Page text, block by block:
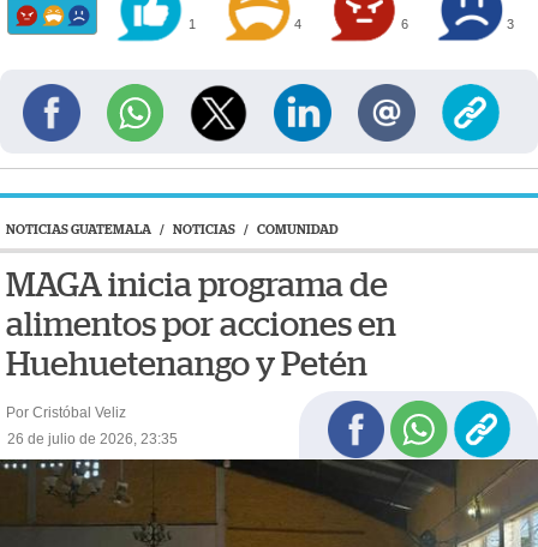
1 4 6 3
NOTICIAS GUATEMALA / NOTICIAS / COMUNIDAD
MAGA inicia programa de
alimentos por acciones en
Huehuetenango y Petén
Por Cristóbal Veliz
26 de julio de 2026, 23:35